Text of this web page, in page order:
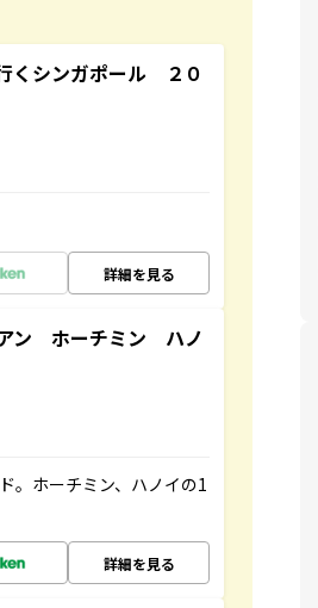
くシンガポール ２０
詳細を見る
ン ホーチミン ハノ
。ホーチミン、ハノイの1
詳細を見る